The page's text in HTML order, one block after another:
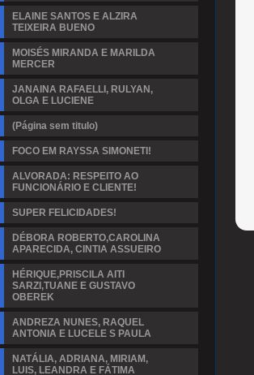
ELAINE SANTOS E ALZIRA
TEIXEIRA BUENO
MOISÉS MIRANDA E MARILDA
MERCER
JANAINA RAFAELLI, RULYAN,
OLGA E LUCIENE
(Página sem titulo)
FOCO EM RAYSSA SIMONETI!
ALVORADA: RESPEITO AO
FUNCIONÁRIO E CLIENTE!
SUPER FELICIDADES!
DÉBORA ROBERTO,CAROLINA
APARECIDA, CINTIA ASSUEIRO
HÉRIQUE,PRISCILA AITI
SARZI,TUANE E GUSTAVO
OBEREK
ANDREZA NUNES, RAQUEL
ANTONIA E LUCELE S PAULA
NATÁLIA, ADRIANA, MIRIAM,
LUIS, LEANDRA E FÁTIMA